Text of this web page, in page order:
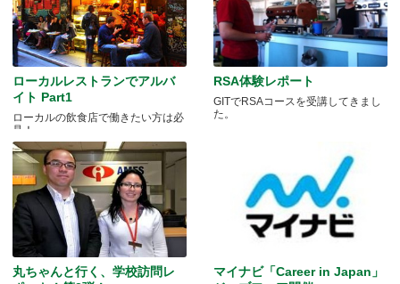
ローカルレストランでアルバ
イト Part1
ローカルの飲食店で働きたい方は必
見！
RSA体験レポート
GITでRSAコースを受講してきまし
た。
丸ちゃんと行く、学校訪問レ
マイナビ「Career in Japan」